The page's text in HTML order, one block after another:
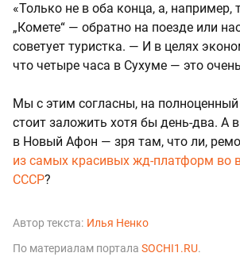
«Только не в оба конца, а, например,
„Комете“ — обратно на поезде или
советует туристка. — И в целях
что четыре часа в Сухуме — это
Мы с этим согласны, на
стоит заложить хотя бы день-два. А
в Новый Афон — зря там, что ли,
из самых красивых жд-платформ во
СССР?
Автор текста: Илья Ненко
По материалам портала SOCHI1.RU.